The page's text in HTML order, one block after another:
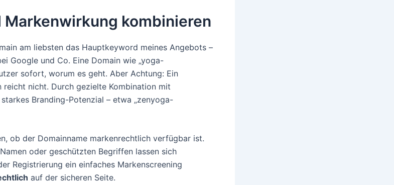
Markenwirkung kombinieren
am liebsten das Hauptkeyword meines Angebots –
Google und Co. Eine Domain wie „yoga-
sofort, worum es geht. Aber Achtung: Ein
reicht nicht. Durch gezielte Kombination mit
Branding-Potenzial – etwa „zenyoga-
ob der Domainname markenrechtlich verfügbar ist.
oder geschützten Begriffen lassen sich
Registrierung ein einfaches Markenscreening
auf der sicheren Seite.